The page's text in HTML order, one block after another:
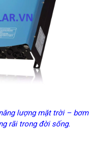
lượng mặt trời – bơm
rãi trong đời sống.